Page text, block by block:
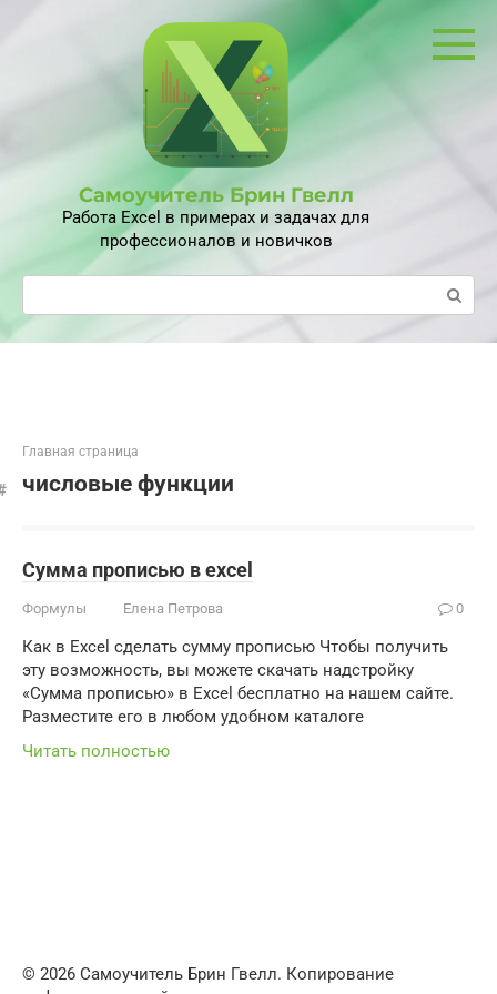
Самоучитель Брин Гвелл
Работа Excel в примерах и задачах для
профессионалов и новичков
Поиск:
Главная страница
числовые функции
Сумма прописью в excel
Формулы Елена Петрова 0
Как в Excel сделать сумму прописью Чтобы получить
эту возможность, вы можете скачать надстройку
«Сумма прописью» в Excel бесплатно на нашем сайте.
Разместите его в любом удобном каталоге
Читать полностью
© 2026 Самоучитель Брин Гвелл. Копирование